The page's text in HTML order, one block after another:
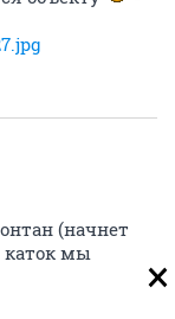
(начнет
каток мы